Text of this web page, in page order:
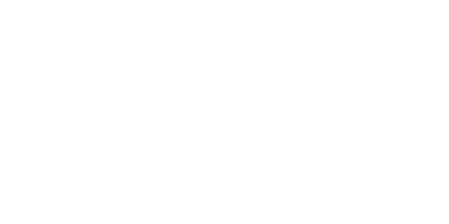
de confidentialité, en garantissant la conformité avec les réglementations. Personnalisez vos préférences pour